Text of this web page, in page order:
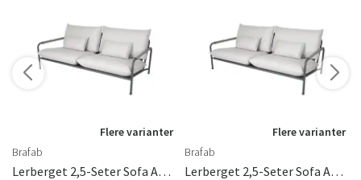
Flere varianter
Brafab
Lerberget 2,5-Seter Sofa Antrasitt/Ash Brafab
Flere varianter
Brafab
Lerberget 2,5-Seter Sofa Antrasitt/Ash Brafab